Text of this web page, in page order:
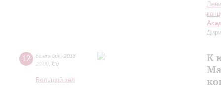
12 сентября 2018
20:00 Ср
Большой зал
К